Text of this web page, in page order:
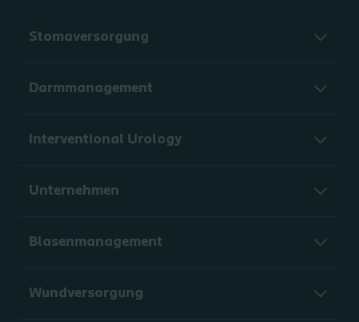
Stomaversorgung
Darmmanagement
Interventional Urology
Unternehmen
Blasenmanagement
Wundversorgung